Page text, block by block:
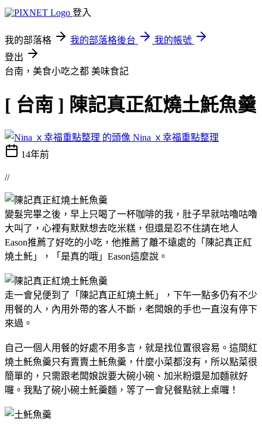
登入
我的部落格 我的部落格後台
我的帳號
登出
台南，美食小吃之都 美味食記
[ 台南 ] 陳記真正紅燒土魠魚羹
Nina ｘ幸福重點整理
14年前
//
變髮完畢之後，早上只喝了一杯咖啡的我，肚子早就咕嚕咕嚕
大叫了，心裡有默默想去吃米糕，但還是忍不住請在地人
Eason推薦了好吃的小吃，他推薦了離不遠處的「陳記真正紅
燒土魠」，「是真的哦」Eason這麼說。
走一會兒便到了「陳記真正紅燒土魠」，下午一點多仍有不少
用餐的人，內用外帶的客人不斷，老闆娘的手也一直沒有停下
來過。
自己一個人用餐的好處不用多言，就是找位置很容易。這間紅
燒土魠魚羹只有賣賣土魠魚羹，什麼小菜都沒有，所以點菜很
簡單的，只需跟老闆娘說要大碗小碗、加米粉還是加麵就好
囉。我點了碗小碗土魠羹麵，等了一會兒餐點就上桌囉！